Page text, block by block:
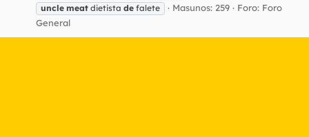
uncle meat dietista de falete Masunos: 259 Foro: Foro
General